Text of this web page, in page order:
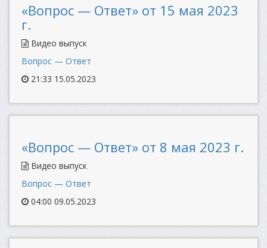
«Вопрос — Ответ» от 15 мая 2023
г.
Видео выпуск
Вопрос — Ответ
21:33 15.05.2023
«Вопрос — Ответ» от 8 мая 2023 г.
Видео выпуск
Вопрос — Ответ
04:00 09.05.2023